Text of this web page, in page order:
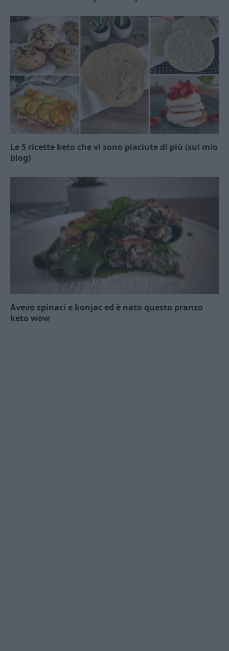
Le 5 ricette keto che vi sono piaciute di più (sul mio
blog)
Avevo spinaci e konjac ed è nato questo pranzo
keto wow